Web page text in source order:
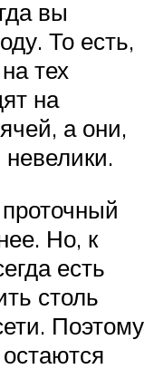
вы
То есть,
тех
на
а они,
проточный
Но, к
есть
столь
Поэтому